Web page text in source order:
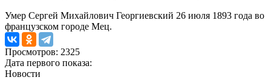
Умер Сергей Михайлович Георгиевский 26 июля 1893 года во
французском городе Мец.
Просмотров: 2325
Дата первого показа:
Новости